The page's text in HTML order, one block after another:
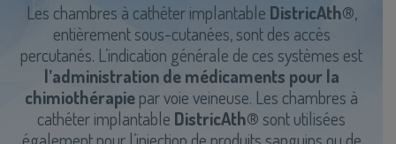
Les chambres à cathéter implantable DistricAth®,
entièrement sous-cutanées, sont des accès
percutanés. L’indication générale de ces systèmes est
l’administration de médicaments pour la
chimiothérapiepar voie veineuse. Les chambres à
cathéter implantable DistricAth®sont utilisées